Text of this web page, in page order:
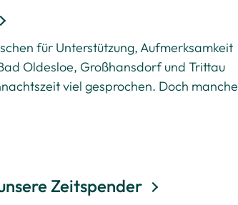
für Unterstützung, Aufmerksamkeit
Oldesloe, Großhansdorf und Trittau
viel gesprochen. Doch manche
Zeitspender